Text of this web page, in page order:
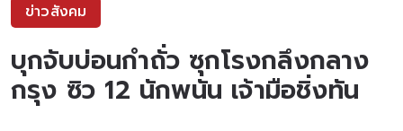
ข่าวสังคม
บุกจับบ่อนกำถั่ว ซุกโรงกลึงกลาง
กรุง ซิว 12 นักพนัน เจ้ามือชิ่งทัน